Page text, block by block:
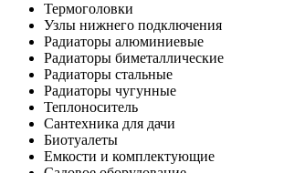
Термоголовки
Узлы нижнего подключения
Радиаторы алюминиевые
Радиаторы биметаллические
Радиаторы стальные
Радиаторы чугунные
Теплоноситель
Сантехника для дачи
Биотуалеты
Емкости и комплектующие